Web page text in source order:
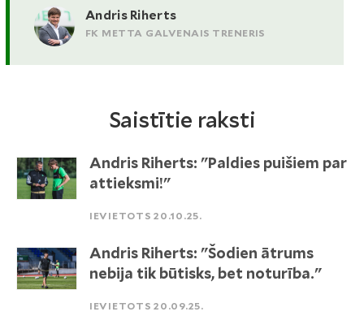
Andris Riherts
FK METTA GALVENAIS TRENERIS
Saistītie raksti
Andris Riherts: "Paldies puišiem par
attieksmi!"
IEVIETOTS 20.10.25.
Andris Riherts: "Šodien ātrums
nebija tik būtisks, bet noturība."
IEVIETOTS 20.09.25.